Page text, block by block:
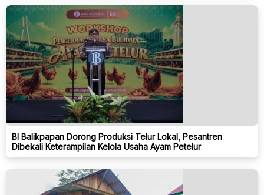
BI Balikpapan Dorong Produksi Telur Lokal, Pesantren
Dibekali Keterampilan Kelola Usaha Ayam Petelur